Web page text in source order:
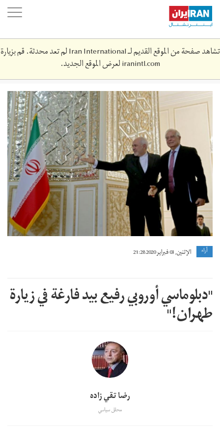
Skip
main
content
تشاهد صفحة من الموقع القديم لـ Iran International لم تعد محدثة. قم بزيارة
iranintl.comلعرض الموقع الجديد.
آراء الإثنين, 03 فبراير 2020 21:28
"دبلوماسي أوروبي رفيع بید فارغة في زیارة
طهران!"
رضا تقي زاده
محلل سياسي